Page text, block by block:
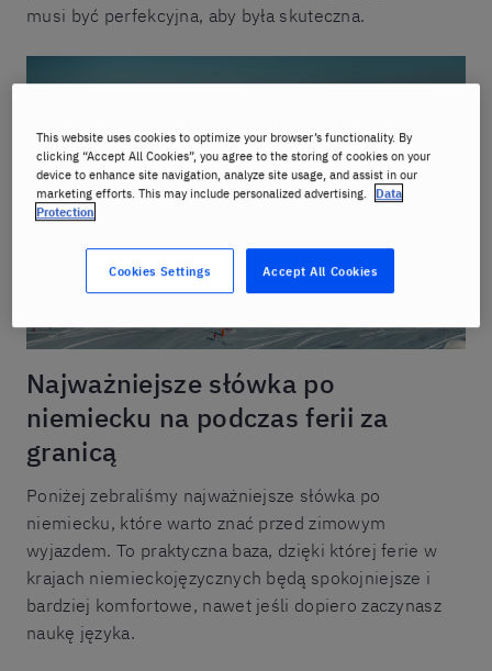
musi być perfekcyjna, aby była skuteczna.
Najważniejsze słówka po
niemiecku na podczas ferii za
granicą
Poniżej zebraliśmy najważniejsze słówka po
niemiecku, które warto znać przed zimowym
wyjazdem. To praktyczna baza, dzięki której ferie w
krajach niemieckojęzycznych będą spokojniejsze i
bardziej komfortowe, nawet jeśli dopiero zaczynasz
naukę języka.
This website uses cookies to optimize your browser’s functionality. By
clicking “Accept All Cookies”, you agree to the storing of cookies on your
device to enhance site navigation, analyze site usage, and assist in our
marketing efforts. This may include personalized advertising.
Data
Protection
Accept All Cookies
Cookies Settings